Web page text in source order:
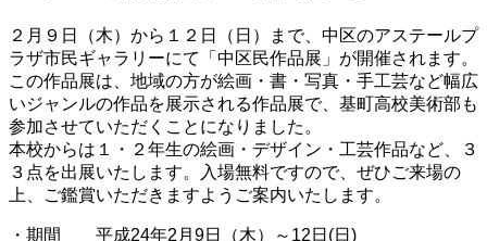
２月９日（木）から１２日（日）まで、中区のアステールプ
ラザ市民ギャラリーにて「中区民作品展」が開催されます。
この作品展は、地域の方が絵画・書・写真・手工芸など幅広
いジャンルの作品を展示される作品展で、基町高校美術部も
参加させていただくことになりました。
本校からは１・２年生の絵画・デザイン・工芸作品など、３
３点を出展いたします。入場無料ですので、ぜひご来場の
上、ご鑑賞いただきますようご案内いたします。
・期間 平成24年2月9日（木）～12日(日)